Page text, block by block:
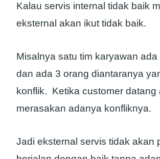
Kalau servis internal tidak baik
eksternal akan ikut tidak baik.
Misalnya satu tim karyawan ada
dan ada 3 orang diantaranya
konflik. Ketika customer datang
merasakan adanya konfliknya.
Jadi eksternal servis tidak akan